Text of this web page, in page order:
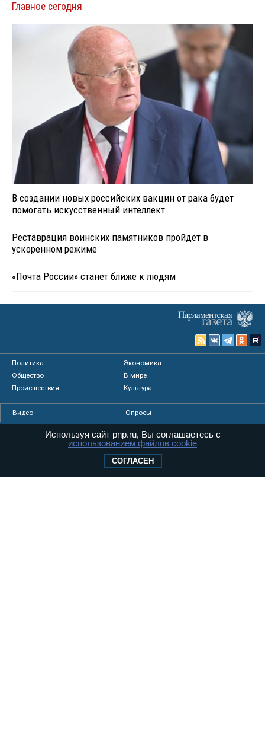
Главное сегодня
В создании новых российских вакцин от рака будет
помогать искусственный интеллект
Реставрация воинских памятников пройдет в
ускоренном режиме
«Почта России» станет ближе к людям
Политика
Экономика
Общество
В мире
Происшествия
Культура
Видео
Опросы
Фото
Персоны
Регионы
Интервью
Используя сайт pnp.ru, Вы соглашаетесь с
использованием файлов cookie
СОГЛАСЕН